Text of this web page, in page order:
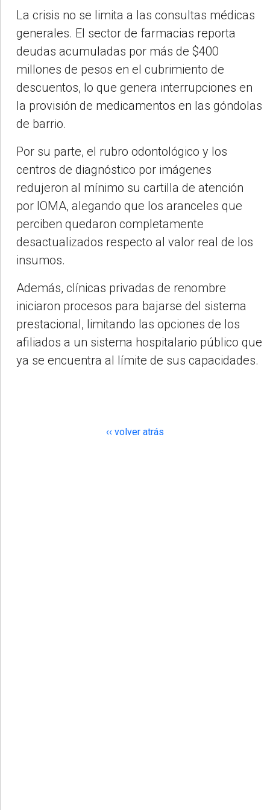
La crisis no se limita a las consultas médicas
generales. El sector de farmacias reporta
deudas acumuladas por más de $400
millones de pesos en el cubrimiento de
descuentos, lo que genera interrupciones en
la provisión de medicamentos en las góndolas
de barrio.
Por su parte, el rubro odontológico y los
centros de diagnóstico por imágenes
redujeron al mínimo su cartilla de atención
por IOMA, alegando que los aranceles que
perciben quedaron completamente
desactualizados respecto al valor real de los
insumos.
Además, clínicas privadas de renombre
iniciaron procesos para bajarse del sistema
prestacional, limitando las opciones de los
afiliados a un sistema hospitalario público que
ya se encuentra al límite de sus capacidades.
‹‹ volver atrás